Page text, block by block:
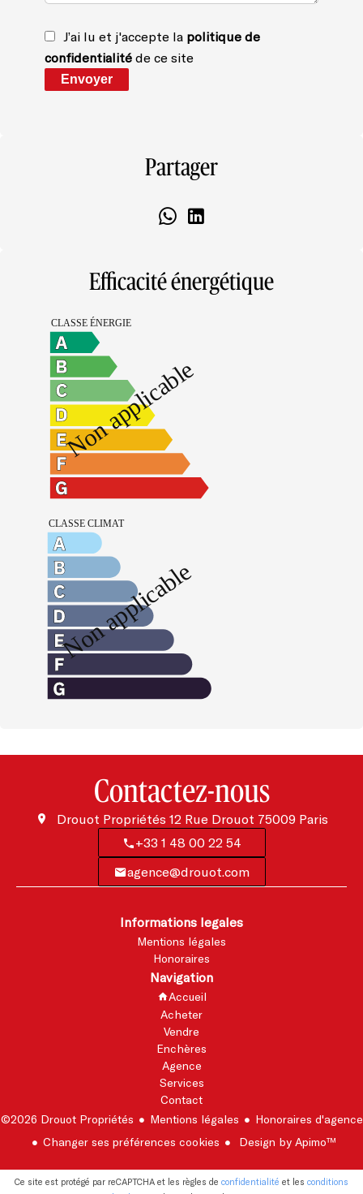
J’ai lu et j'accepte la politique de
confidentialité de ce site
Envoyer
Partager
Efficacité énergétique
Contactez-nous
Drouot Propriétés 12 Rue Drouot 75009Paris
+33 1 48 00 22 54
agence@drouot.com
Informations legales
Mentions légales
Honoraires
Navigation
Accueil
Acheter
Vendre
Enchères
Agence
Services
Contact
©2026 Drouot Propriétés
Mentions légales
Honoraires d'agence
Changer ses préférences cookies
Design by Apimo™
Ce site est protégé par reCAPTCHA et les règles de confidentialité et les conditions